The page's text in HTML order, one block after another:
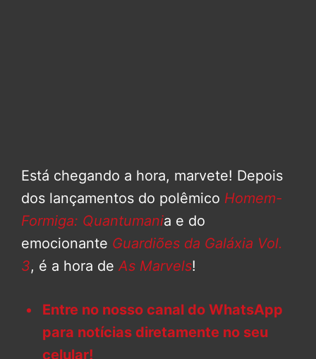
Está chegando a hora, marvete! Depois
dos lançamentos do polêmico Homem-
Formiga: Quantumania e do
emocionante Guardiões da Galáxia Vol.
3, é a hora de As Marvels!
Entre no nosso canal do WhatsApp
para notícias diretamente no seu
celular!